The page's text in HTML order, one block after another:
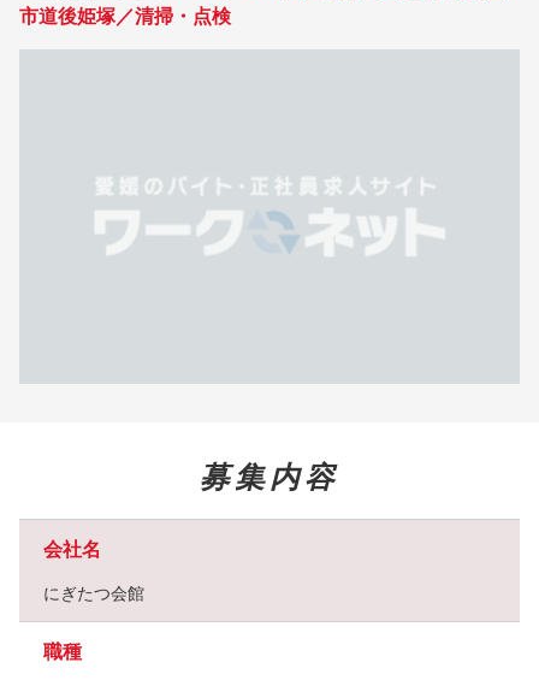
市道後姫塚／清掃・点検
募集内容
会社名
にぎたつ会館
職種